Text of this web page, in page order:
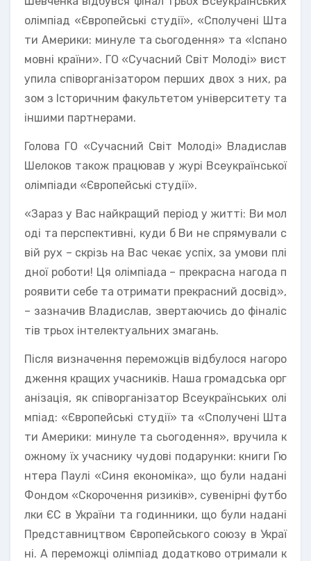
олімпіад «Європейські студії», «Сполучені Шта
ти Америки: минуле та сьогодення» та «Іспано
мовні країни». ГО «Сучасний Світ Молоді» вист
упила співорганізатором перших двох з них, ра
зом з Історичним факультетом університету та
іншими партнерами.
Голова ГО «Сучасний Світ Молоді» Владислав
Шелоков також працював у журі Всеукраїнської
олімпіади «Європейські студії».
«Зараз у Вас найкращий період у житті: Ви мол
оді та перспективні, куди б Ви не спрямували с
вій рух – скрізь на Вас чекає успіх, за умови плі
дної роботи! Ця олімпіада – прекрасна нагода п
роявити себе та отримати прекрасний досвід»,
– зазначив Владислав, звертаючись до фіналіс
тів трьох інтелектуальних змагань.
Після визначення переможців відбулося нагоро
дження кращих учасників. Наша громадська орг
анізація, як співорганізатор Всеукраїнських олі
мпіад: «Європейські студії» та «Сполучені Шта
ти Америки: минуле та сьогодення», вручила к
ожному їх учаснику чудові подарунки: книги Гю
нтера Паулі «Синя економіка», що були надані
Фондом «Скорочення ризиків», сувенірні футбо
лки ЄС в України та годинники, що були надані
Представництвом Європейського союзу в Украї
ні. А переможці олімпіад додатково отримали к